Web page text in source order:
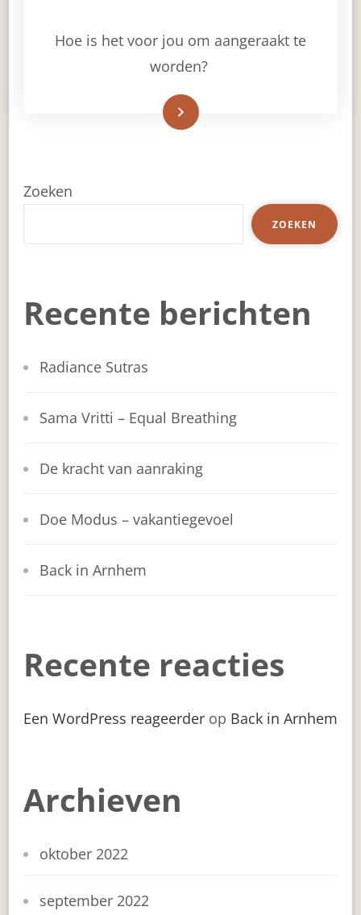
Hoe is het voor jou om aangeraakt te
worden?
Read More
Zoeken
ZOEKEN
Recente berichten
Radiance Sutras
Sama Vritti – Equal Breathing
De kracht van aanraking
Doe Modus – vakantiegevoel
Back in Arnhem
Recente reacties
Een WordPress reageerder op Back in Arnhem
Archieven
oktober 2022
september 2022